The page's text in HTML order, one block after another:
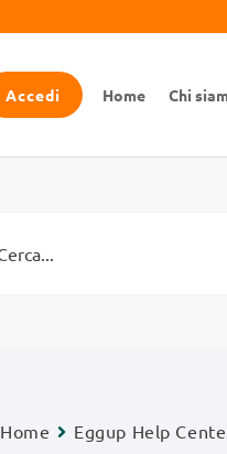
Accedi Home Chi
Home Eggup Help